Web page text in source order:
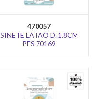
470057
SINETE LATAO D. 1.8CM
PES 70169